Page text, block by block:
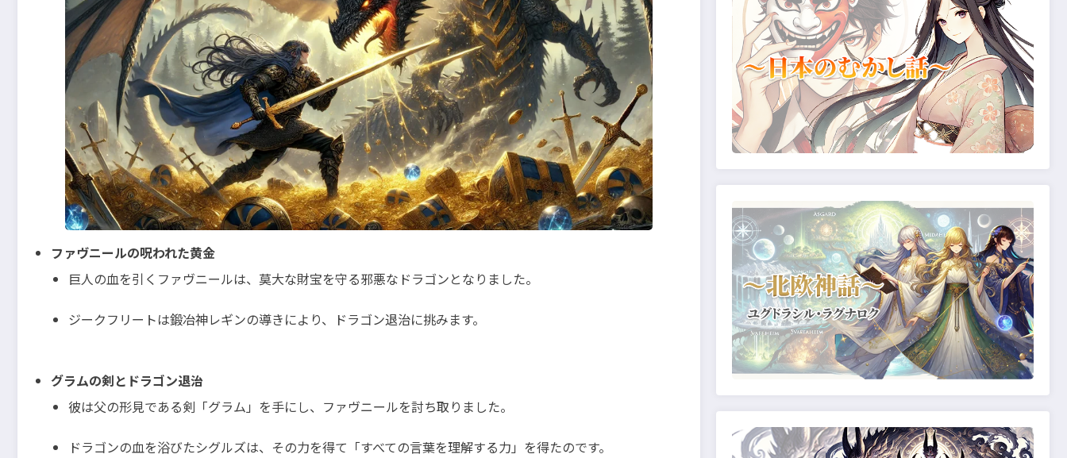
ファヴニールの呪われた黄金
巨人の血を引くファヴニールは、莫大な財宝を守る邪悪なドラゴンとなりました。
ジークフリートは鍛冶神レギンの導きにより、ドラゴン退治に挑みます。
グラムの剣とドラゴン退治
彼は父の形見である剣「グラム」を手にし、ファヴニールを討ち取りました。
ドラゴンの血を浴びたシグルズは、その力を得て「すべての言葉を理解する力」を得たのです。